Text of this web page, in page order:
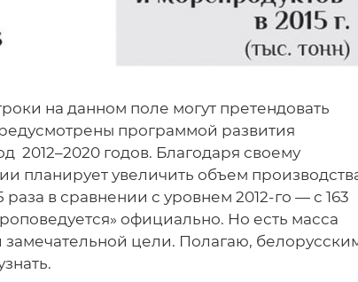
на данном поле могут претендовать
программой развития
2012–2020 годов. Благодаря своему
планирует увеличить объем
в сравнении с уровнем 2012-го — с 163
официально. Но есть масса
замечательной цели. Полагаю,